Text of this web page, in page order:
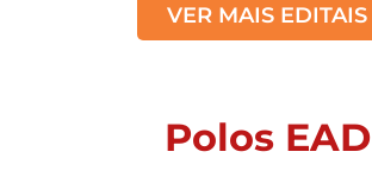
VER MAIS EDITAIS
Polos EAD